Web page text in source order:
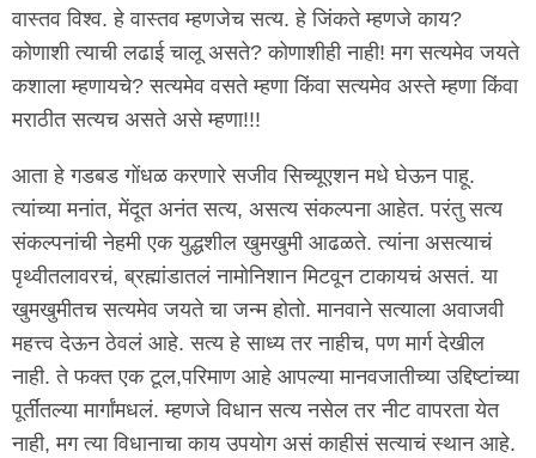
वास्तव विश्व. हे वास्तव म्हणजेच सत्य. हे जिंकते म्हणजे काय?
कोणाशी त्याची लढाई चालू असते? कोणाशीही नाही! मग सत्यमेव जयते
कशाला म्हणायचे? सत्यमेव वसते म्हणा किंवा सत्यमेव अस्ते म्हणा किंवा
मराठीत सत्यच असते असे म्हणा!!!
आता हे गडबड गोंधळ करणारे सजीव सिच्यूएशन मधे घेऊन पाहू.
त्यांच्या मनांत, मेंदूत अनंत सत्य, असत्य संकल्पना आहेत. परंतु सत्य
संकल्पनांची नेहमी एक युद्धशील खुमखुमी आढळते. त्यांना असत्याचं
पृथ्वीतलावरचं, ब्रह्मांडातलं नामोनिशान मिटवून टाकायचं असतं. या
खुमखुमीतच सत्यमेव जयते चा जन्म होतो. मानवाने सत्याला अवाजवी
महत्त्व देऊन ठेवलं आहे. सत्य हे साध्य तर नाहीच, पण मार्ग देखील
नाही. ते फक्त एक टूल,परिमाण आहे आपल्या मानवजातीच्या उद्दिष्टांच्या
पूर्तींतल्या मार्गांमधलं. म्हणजे विधान सत्य नसेल तर नीट वापरता येत
नाही, मग त्या विधानाचा काय उपयोग असं काहीसं सत्याचं स्थान आहे.